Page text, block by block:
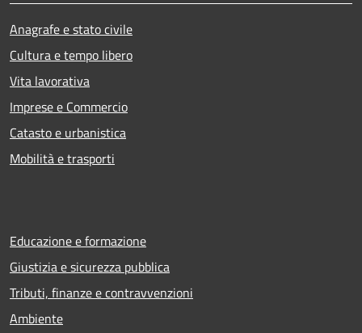
Anagrafe e stato civile
Cultura e tempo libero
Vita lavorativa
Imprese e Commercio
Catasto e urbanistica
Mobilità e trasporti
Educazione e formazione
Giustizia e sicurezza pubblica
Tributi, finanze e contravvenzioni
Ambiente